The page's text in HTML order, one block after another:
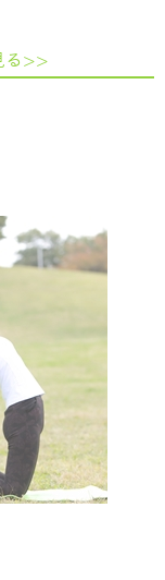
る>>